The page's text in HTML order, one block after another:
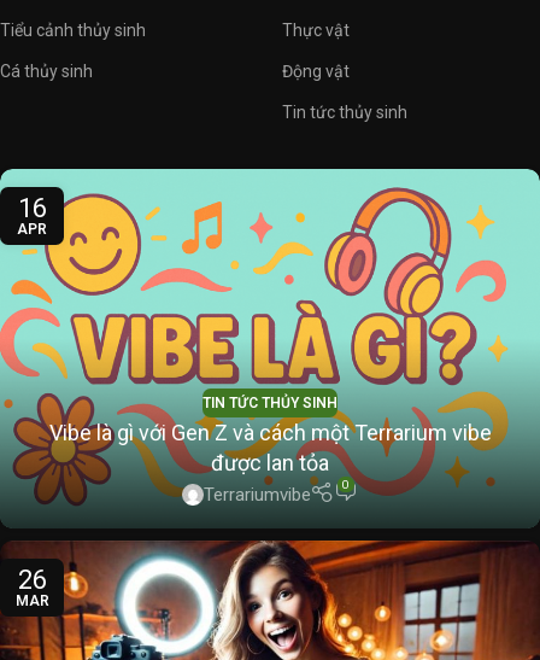
Tiểu cảnh thủy sinh
Cá thủy sinh
Thực vật
Động vật
Tin tức thủy sinh
16
APR
TIN TỨC THỦY SINH
Vibe là gì với Gen Z và cách một Terrarium vibe
được lan tỏa
Terrariumvibe 0
26
MAR